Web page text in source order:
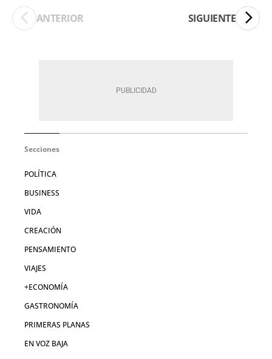
ANTERIOR SIGUIENTE
Secciones
POLÍTICA
BUSINESS
VIDA
CREACIÓN
PENSAMIENTO
VIAJES
+ECONOMÍA
GASTRONOMÍA
PRIMERAS PLANAS
EN VOZ BAJA